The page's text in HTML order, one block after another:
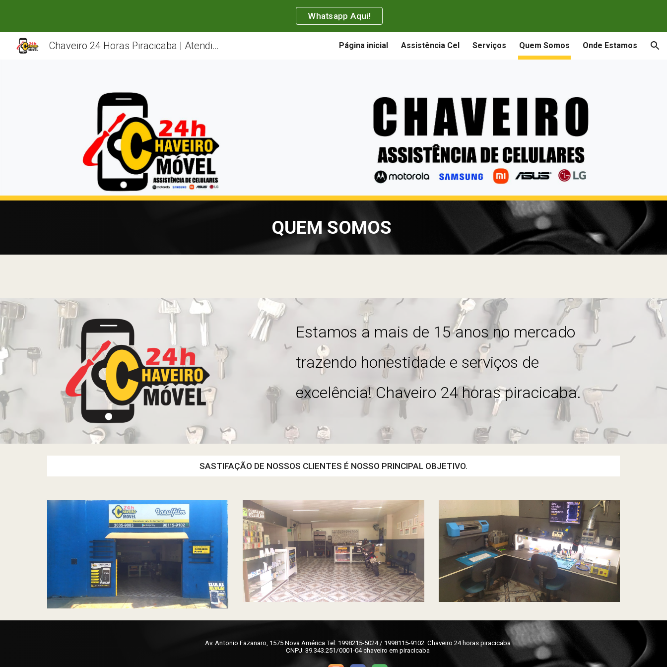
Whatsapp Aqui!
Chaveiro 24 Horas Piracicaba | Atendimento Agora em Piracicaba? Página inicial Assistência Cel Serviços Quem Somos Onde Estamos
QUEM SOMOS
Estamos a mais de 15 anos no mercado
trazendo honestidade e serviços de
excelência! Chaveiro 24horas piracicaba.
SASTIFAÇÃO DE NOSSOS CLIENTES É NOSSO PRINCIPAL OBJETIVO.
Av. Antonio Fazanaro, 1575 Nova América Tel: 1998215-5024 / 1998115-9102 Chaveiro 24 horas piracicaba
CNPJ: 39.343.251/0001-04 chaveiro em piracicaba